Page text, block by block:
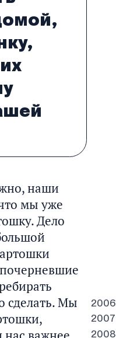
2006
2007
2008
наши
мы уже
Дело
сделать. Мы